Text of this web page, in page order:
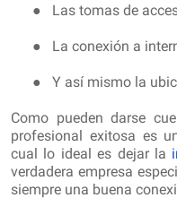
● Las tomas de
● La conexión a
● Y así mismo la
Como pueden darse
profesional exitosa es
cual lo ideal es dejar la
verdadera empresa
siempre una buena